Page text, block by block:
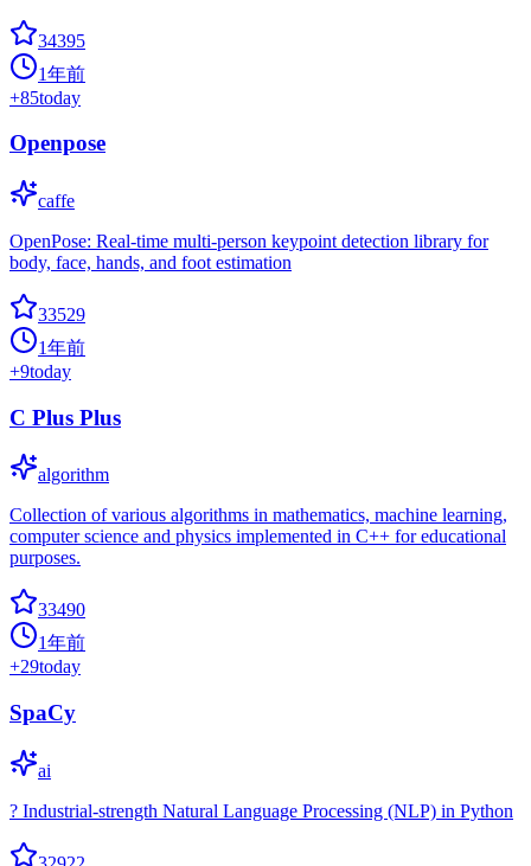
34395
1年前
+85today
Openpose
caffe
OpenPose: Real-time multi-person keypoint detection library for
body, face, hands, and foot estimation
33529
1年前
+9today
C Plus Plus
algorithm
Collection of various algorithms in mathematics, machine learning,
computer science and physics implemented in C++ for educational
purposes.
33490
1年前
+29today
SpaCy
ai
? Industrial-strength Natural Language Processing (NLP) in Python